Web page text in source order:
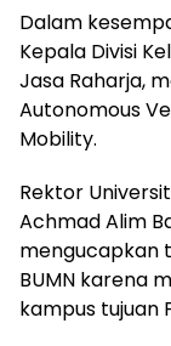
Dalam
Kepala Divisi
Jasa Raharja,
Autonomous
Mobility.
Rektor
Achmad Alim
mengucapkan
BUMN karena
kampus tujuan